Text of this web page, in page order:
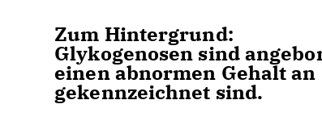
Zum Hintergrund:
Glykogenosen sind
einen abnormen Gehalt
gekennzeichnet sind.